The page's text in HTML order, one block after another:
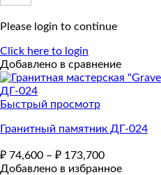
Please login to continue
Click here to login
Добавлено в сравнение
Быстрый просмотр
Гранитный памятник ДГ-024
₽ 74,600 – ₽ 173,700
Добавлено в избранное